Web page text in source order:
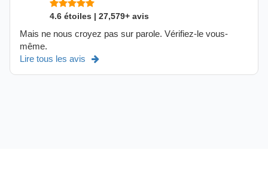
4.6 étoiles | 27,579+ avis
Mais ne nous croyez pas sur parole. Vérifiez-le vous-
même.
Lire tous les avis